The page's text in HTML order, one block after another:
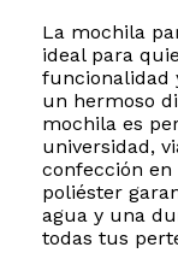
La mochila
ideal para
funcionalidad
un hermoso
mochila es
universidad,
confección
poliéster
agua y una
todas tus